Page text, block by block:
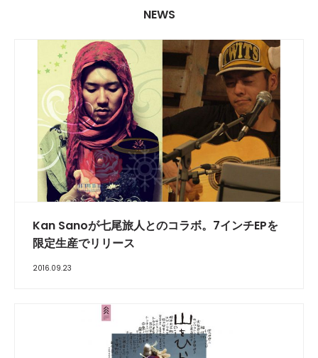
NEWS
Kan Sanoが七尾旅人とのコラボ。7インチEPを
限定生産でリリース
2016.09.23